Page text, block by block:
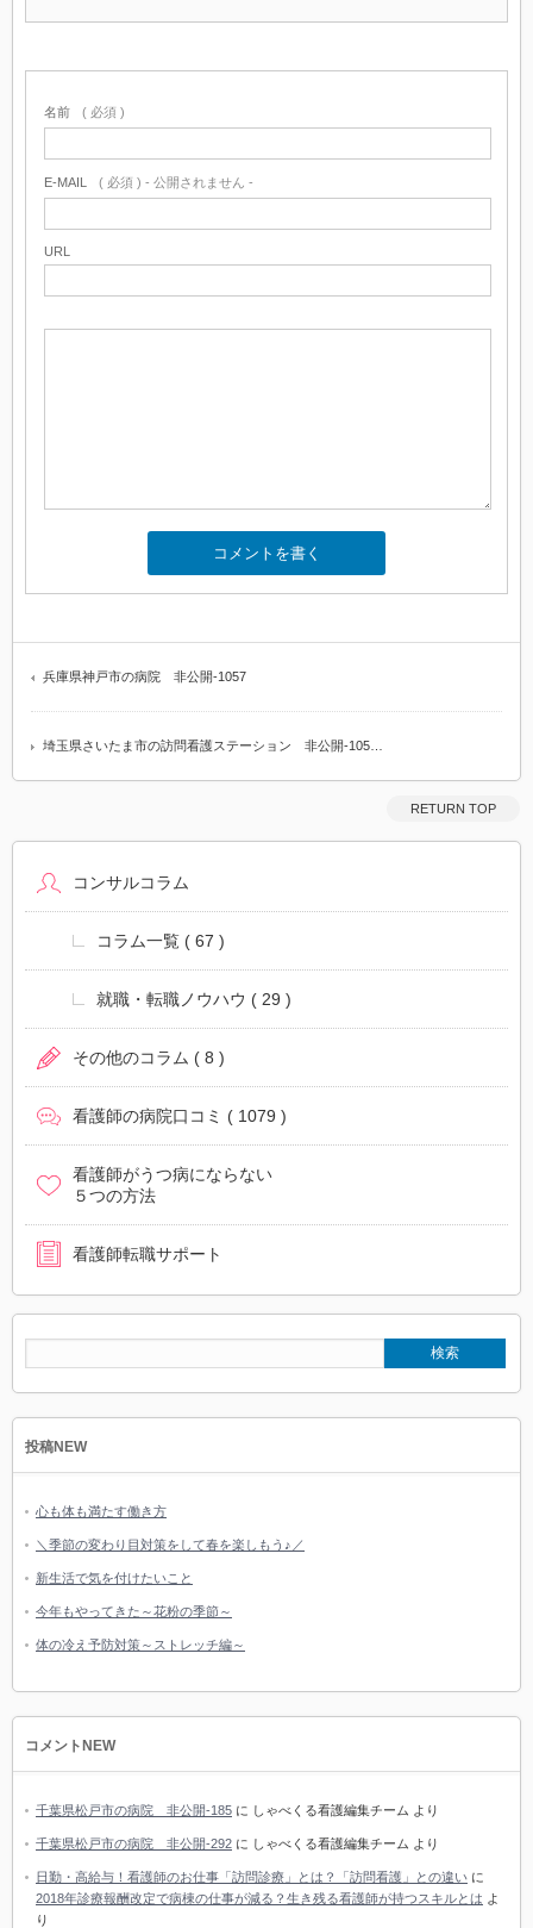
名前 ( 必須 )
E-MAIL ( 必須 ) - 公開されません -
URL
兵庫県神戸市の病院 非公開-1057
埼玉県さいたま市の訪問看護ステーション 非公開-105…
RETURN TOP
コンサルコラム
コラム一覧 ( 67 )
就職・転職ノウハウ ( 29 )
その他のコラム ( 8 )
看護師の病院口コミ ( 1079 )
看護師がうつ病にならない
５つの方法
看護師転職サポート
投稿NEW
心も体も満たす働き方
＼季節の変わり目対策をして春を楽しもう♪／
新生活で気を付けたいこと
今年もやってきた～花粉の季節～
体の冷え予防対策～ストレッチ編～
コメントNEW
千葉県松戸市の病院 非公開-185 に しゃべくる看護編集チーム より
千葉県松戸市の病院 非公開-292 に しゃべくる看護編集チーム より
日勤・高給与！看護師のお仕事「訪問診療」とは？「訪問看護」との違い に
2018年診療報酬改定で病棟の仕事が減る？生き残る看護師が持つスキルとは よ
り